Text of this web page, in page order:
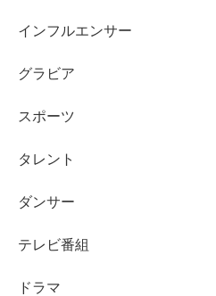
はイッテQを引退するの
りますよね。ただ、サジェスト
インフルエンサー
グラビア
スポーツ
タレント
ダンサー
テレビ番組
ドラマ